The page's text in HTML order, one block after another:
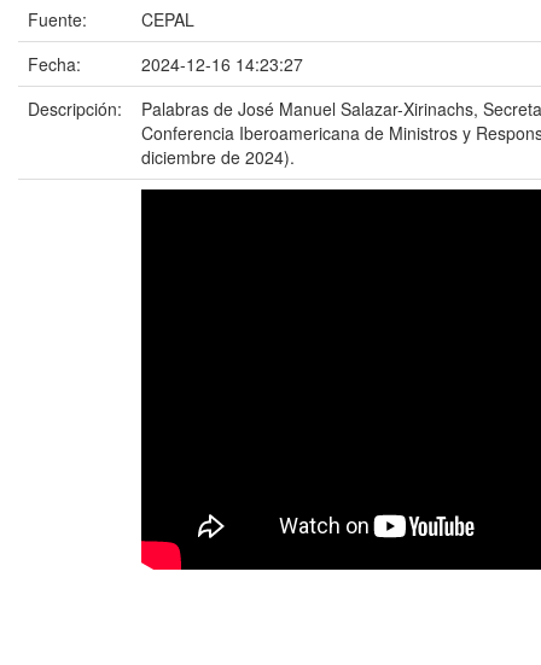
Fuente:
CEPAL
Fecha:
2024-12-16 14:23:27
Descripción:
Palabras de José Manuel Salazar-Xirinachs,
Conferencia Iberoamericana de Ministros y
diciembre de 2024).